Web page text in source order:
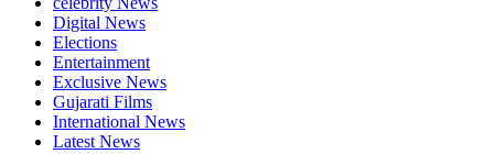
Digital News
Elections
Entertainment
Exclusive News
Gujarati Films
International News
Latest News